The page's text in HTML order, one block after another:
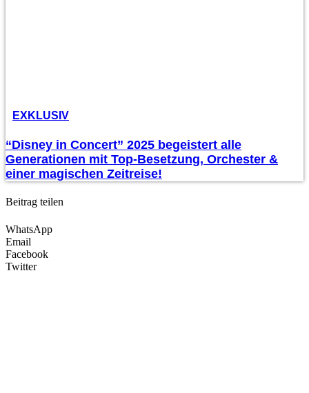
EXKLUSIV
“Disney in Concert” 2025 begeistert alle
Generationen mit Top-Besetzung, Orchester &
einer magischen Zeitreise!
Beitrag teilen
WhatsApp
Email
Facebook
Twitter